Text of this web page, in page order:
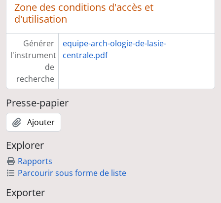
Zone des conditions d'accès et
d'utilisation
Générer
l'instrument
de
recherche
equipe-arch-ologie-de-lasie-
centrale.pdf
Presse-papier
Ajouter
Explorer
Rapports
Parcourir sous forme de liste
Exporter